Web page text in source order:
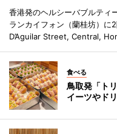
香港発のヘルシーバブルテ
ランカイフォン（蘭桂坊）に
D’Aguilar Street, Central,
食べる
鳥取発「ト
イーツやド